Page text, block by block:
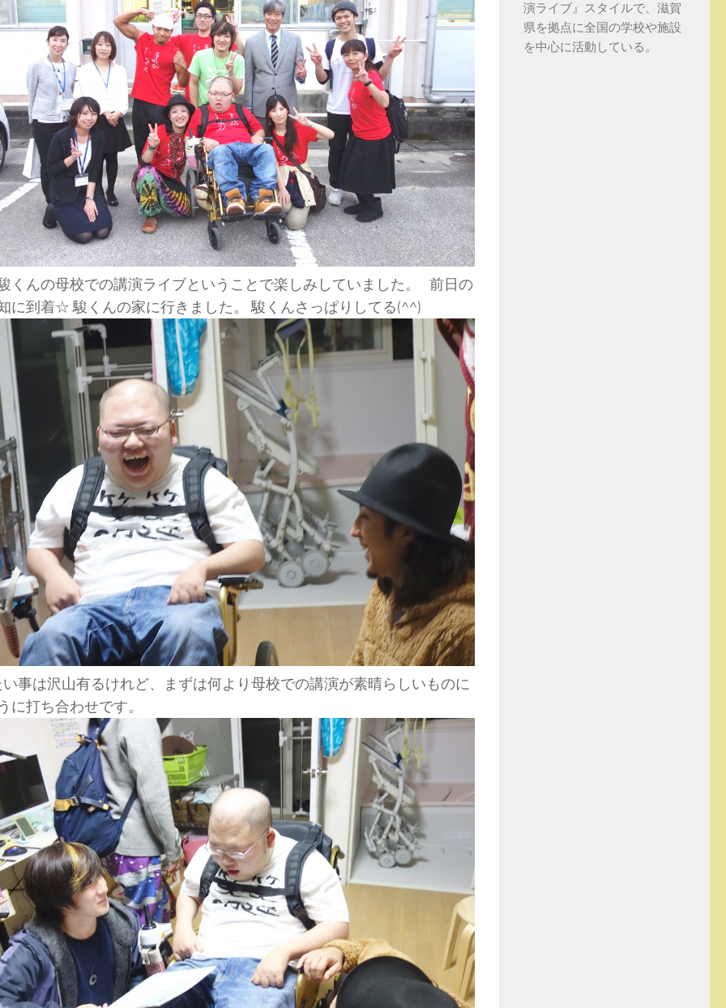
くんの母校での講演ライブということで楽しみしていました。 前日の
に到着☆ 駿くんの家に行きました。 駿くんさっぱりしてる(^^)
事は沢山有るけれど、まずは何より母校での講演が素晴らしいものに
に打ち合わせです。
演ライブ』スタイルで、滋賀
県を拠点に全国の学校や施設
を中心に活動している。